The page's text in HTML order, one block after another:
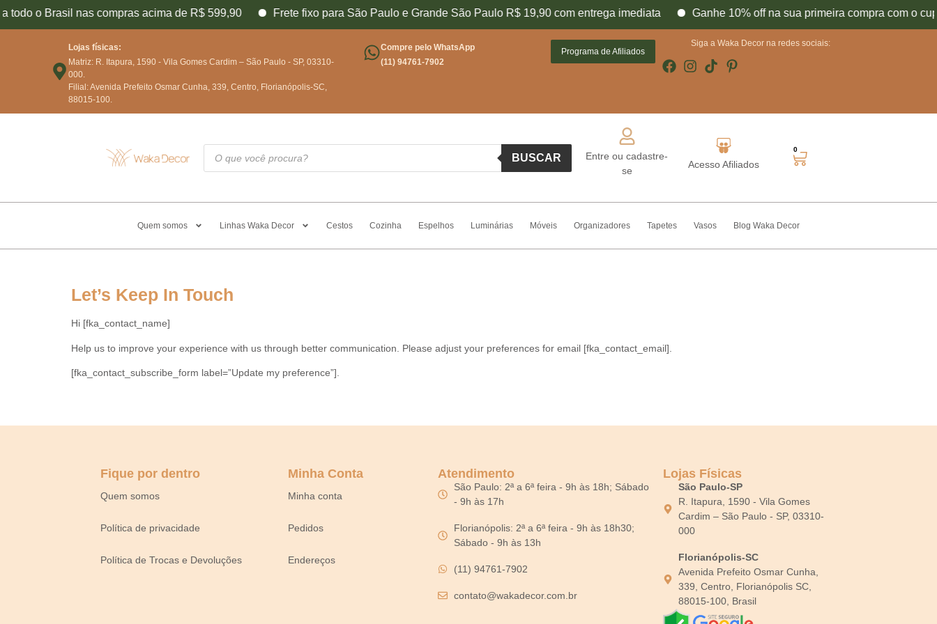
o Brasil nas compras acima de R$ 599,90 Frete fixo para São Paulo e Grande São Paulo R$ 19,90 com entrega imediata Ganhe 10% off na sua primeira compra com o
Lojas físicas:
Matriz: R. Itapura, 1590 - Vila Gomes Cardim – São Paulo - SP, 03310-
000.
Filial: Avenida Prefeito Osmar Cunha, 339, Centro, Florianópolis-SC,
88015-100.
Compre pelo WhatsApp
(11) 94761-7902
Conheça o nosso
Programa de Afiliados
Siga a Waka Decor na redes sociais:
BUSCAR
Entre ou cadastre-
se
Acesso Afiliados
0
Quem somos Linhas Waka Decor Cestos Cozinha Espelhos Luminárias Móveis Organizadores Tapetes Vasos Blog Waka Decor
Let’s Keep In Touch
Hi [fka_contact_name]
Help us to improve your experience with us through better communication. Please adjust your preferences for email [fka_contact_email].
[fka_contact_subscribe_form label=”Update my preference”].
Fique por dentro
Quem somos
Política de privacidade
Política de Trocas e Devoluções
Minha Conta
Minha conta
Pedidos
Endereços
Atendimento
São Paulo: 2ª a 6ª feira - 9h às 18h; Sábado
- 9h às 17h
Florianópolis: 2ª a 6ª feira - 9h às 18h30;
Sábado - 9h às 13h
(11) 94761-7902
contato@wakadecor.com.br
Lojas Físicas
São Paulo-SP
R. Itapura, 1590 - Vila Gomes
Cardim – São Paulo - SP, 03310-
000
Florianópolis-SC
Avenida Prefeito Osmar Cunha,
339, Centro, Florianópolis SC,
88015-100, Brasil